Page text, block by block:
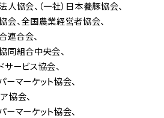
人協会 （一社）日本養豚協会
会 全国農業経営者協会
連合会
協同組合中央会
サービス協会
ーマーケット協会
協会
ーマーケット協会